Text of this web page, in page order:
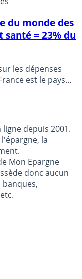
du monde des
= 23% du
les dépenses
est le pays
liées aux
la forte
à la mise en
de santé
depuis 2001.
la
Mon Epargne
donc aucun
banques,